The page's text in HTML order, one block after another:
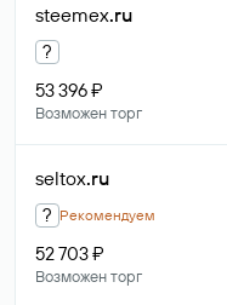
steemex.ru
?
53 396 ₽
Возможен торг
seltox.ru
? Рекомендуем
52 703 ₽
Возможен торг